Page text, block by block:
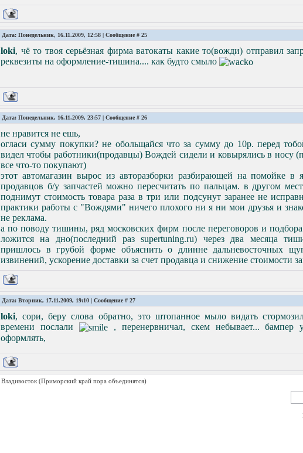
Дата: Понедельник, 16.11.2009, 12:58 | Сообщение # 25
loki, чё то твоя серьёзная фирма ватокаты какие то(вожди) отправил
реквезиты на оформление-тишина.... как будто смыло
Дата: Понедельник, 16.11.2009, 23:57 | Сообщение # 26
не нравится не ешь,
огласи сумму покупки? не обольщайся что за сумму до 10р. перед
видел чтобы работники(продавцы) Вождей сидели и ковырялись в носу
все что-то покупают)
этот автомагазин вырос из авторазборки разбирающей на помойке в
продавцов б/у запчастей можно пересчитать по пальцам. в другом
поднимут стоимость товара раза в три или подсунут заранее не
практики работы с "Вождями" ничего плохого ни я ни мои друзья и
не реклама.
а по поводу тишины, ряд московских фирм после переговоров и подбора
ложится на дно(последний раз supertuning.ru) через два месяца
пришлось в грубой форме объяснить о длинне дальневосточных
извинений, ускорение доставки за счет продавца и снижение стоимости
Дата: Вторник, 17.11.2009, 19:10 | Сообщение # 27
loki, сори, беру слова обратно, это штопанное мыло видать
времени послали
, перенервничал, скем небывает... бампер
оформлять,
Владивосток (Приморский край пора объединятся)